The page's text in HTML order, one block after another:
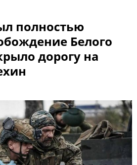
полностью
Белого
дорогу на